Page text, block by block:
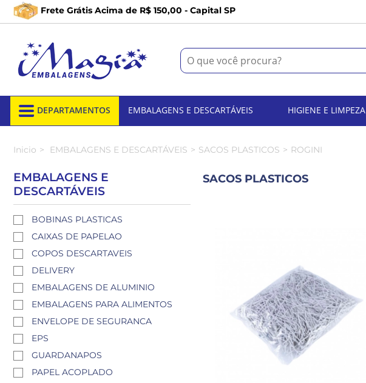
Frete Grátis Acima de R$ 150,00 - Capital SP
DEPARTAMENTOS EMBALAGENS E DESCARTÁVEIS HIGIENE E LIMPEZA
Inicio EMBALAGENS E DESCARTÁVEIS SACOS PLASTICOS ROGINI
EMBALAGENS E
DESCARTÁVEIS
BOBINAS PLASTICAS
CAIXAS DE PAPELAO
COPOS DESCARTAVEIS
DELIVERY
EMBALAGENS DE ALUMINIO
EMBALAGENS PARA ALIMENTOS
ENVELOPE DE SEGURANCA
EPS
GUARDANAPOS
PAPEL ACOPLADO
SACOS PLASTICOS